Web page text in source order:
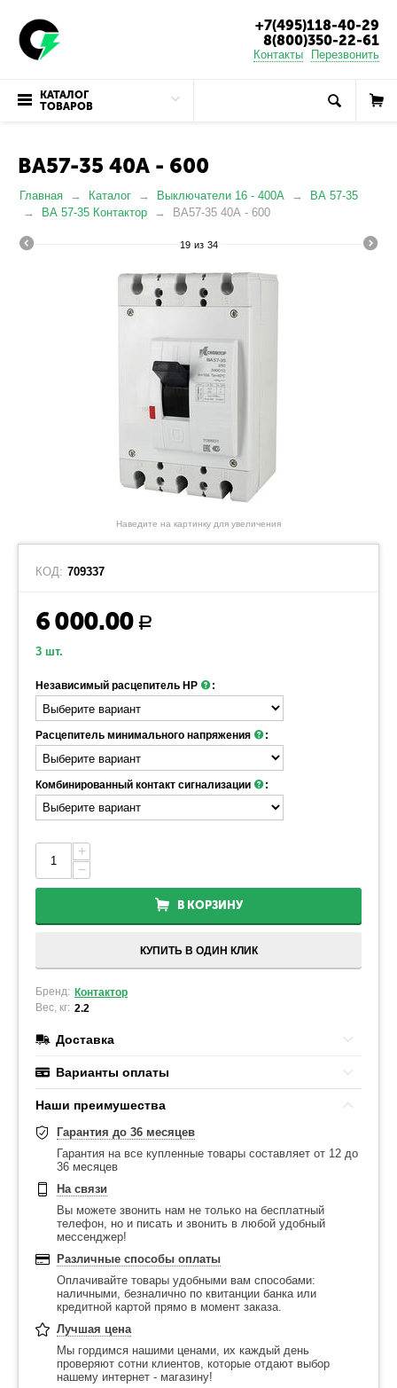
+7(495)118-40-29
8(800)350-22-61
Контакты Перезвонить
КАТАЛОГ
ТОВАРОВ
ВА57-35 40А - 600
Главная Каталог Выключатели 16 - 400А
ВА 57-35
ВА 57-35 Контактор
ВА57-35 40А - 600
19 из 34
Наведите на картинку для увеличения
КОД: 709337
6 000.00 Р
3 шт.
Независимый расцепитель НР :
Расцепитель минимального напряжения :
Комбинированный контакт сигнализации :
+
−
В КОРЗИНУ
КУПИТЬ В ОДИН КЛИК
Бренд: Контактор
Вес, кг: 2.2
Доставка
Варианты оплаты
Наши преимушества
Гарантия до 36 месяцев
Гарантия на все купленные товары составляет от 12 до
36 месяцев
На связи
Вы можете звонить нам не только на бесплатный
телефон, но и писать и звонить в любой удобный
мессенджер!
Различные способы оплаты
Оплачивайте товары удобными вам способами:
наличными, безналично по квитанции банка или
кредитной картой прямо в момент заказа.
Лучшая цена
Мы гордимся нашими ценами, их каждый день
проверяют сотни клиентов, которые отдают выбор
нашему интернет - магазину!